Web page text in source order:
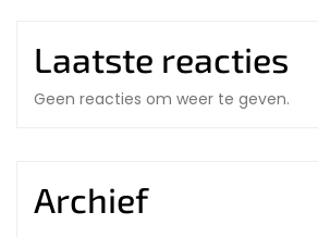
Laatste reacties
Geen reacties om weer te geven.
Archief